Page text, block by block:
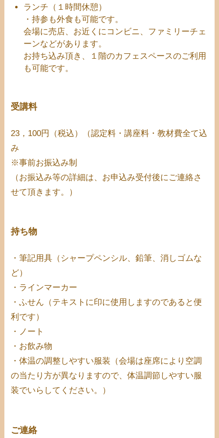
ランチ（１時間休憩）
・持参も外食も可能です。
会場に売店、お近くにコンビニ、ファミリーチェ
ーンなどがあります。
お持ち込み頂き、１階のカフェスペースのご利用
も可能です。
受講料
23，100円（税込）（認定料・講座料・教材費全て込
み
※事前お振込み制
（お振込み等の詳細は、お申込み受付後にご連絡さ
せて頂きます。）
持ち物
・筆記用具（シャープペンシル、鉛筆、消しゴムな
ど）
・ラインマーカー
・ふせん（テキストに印に使用しますのであると便
利です）
・ノート
・お飲み物
・体温の調整しやすい服装（会場は座席により空調
の当たり方が異なりますので、体温調節しやすい服
装でいらしてください。）
ご連絡